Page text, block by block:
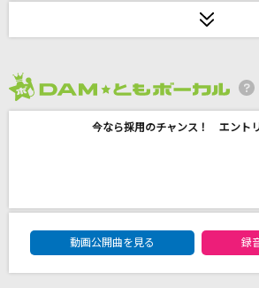
Scarlet Ballet
Acid Black Cherry
弱虫モンブラン
今なら採用のチャンス！ エント
DAM★ともボーカルエントリー
動画公開曲を見る
録